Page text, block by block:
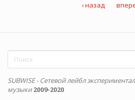
‹ назад
Форма
поиска
SUBWISE - Сетевой лейбл
музыки 2009-2020